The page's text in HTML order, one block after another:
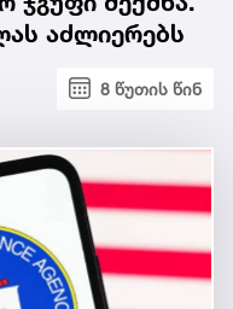
აძლიერებს
8 წუთის წინ